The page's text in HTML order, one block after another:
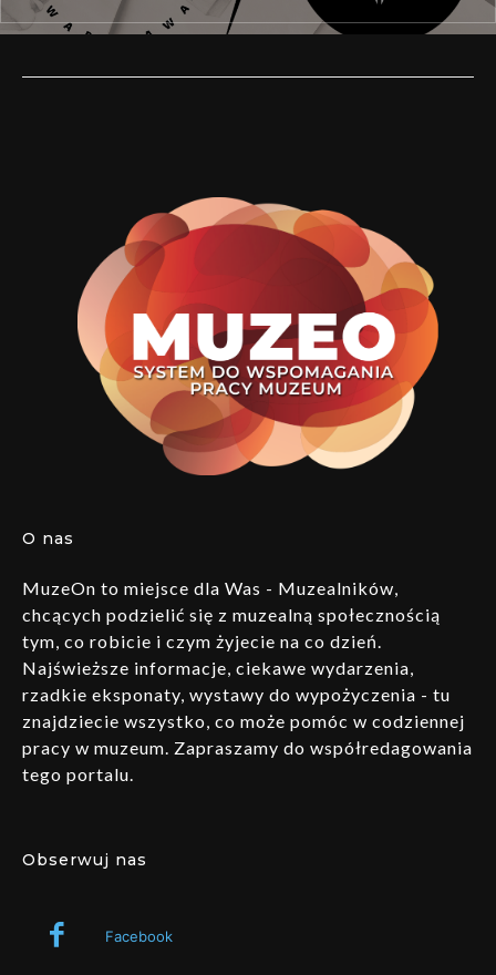
O nas
MuzeOn to miejsce dla Was - Muzealników,
chcących podzielić się z muzealną społecznością
tym, co robicie i czym żyjecie na co dzień.
Najświeższe informacje, ciekawe wydarzenia,
rzadkie eksponaty, wystawy do wypożyczenia - tu
znajdziecie wszystko, co może pomóc w codziennej
pracy w muzeum. Zapraszamy do współredagowania
tego portalu.
Obserwuj nas
Facebook